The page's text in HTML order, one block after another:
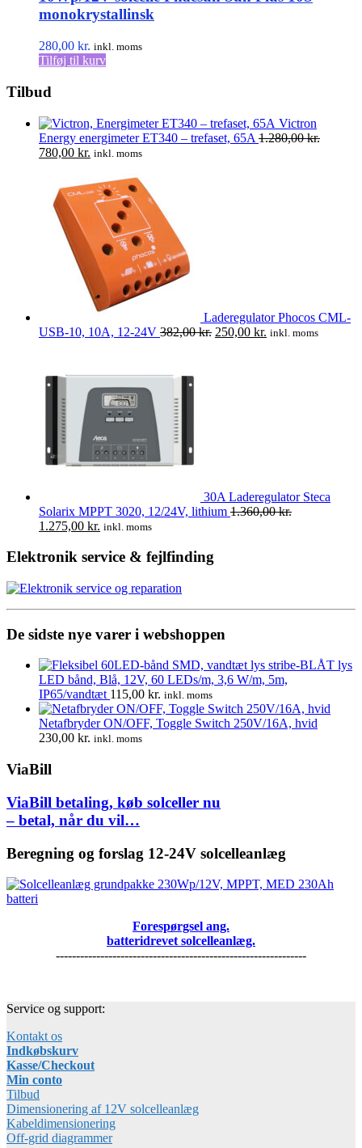
monokrystallinsk
280,00 kr. inkl. moms
Tilføj til kurv
Tilbud
Victron
Energy energimeter ET340 – trefaset, 65A 1.280,00kr.
Den
var:
1.280,00 kr..
780,00 kr. Den
pris
er:
780,00 kr..
inkl. moms
Laderegulator Phocos CML-
USB-10, 10A, 12-24V 382,00kr. Den
250,00 kr. Den
inkl. moms
30A Laderegulator Steca
Solarix MPPT 3020, 12/24V, lithium 1.360,00kr.
Den
pris
1.360,00 kr..
1.275,00 kr. Den
pris
1.275,00 kr..
inkl. moms
Elektronik service & fejlfinding
De sidste nye varer i webshoppen
LED bånd, Blå, 12V, 60 LEDs/m, 3,6 W/m, 5m,
IP65/vandtæt 115,00 kr. inkl. moms
Netafbryder ON/OFF, Toggle Switch 250V/16A, hvid
230,00 kr. inkl. moms
ViaBill
ViaBill betaling, køb solceller nu
– betal, når du vil…
Beregning og forslag 12-24V solcelleanlæg
Forespørgsel ang.
batteridrevet solcelleanlæg.
--------------------------------------------------------------
Service og support:
Kontakt os
Indkøbskurv
Kasse/Checkout
Min conto
Tilbud
Dimensionering af 12V solcelleanlæg
Kabeldimensionering
Off-grid diagrammer